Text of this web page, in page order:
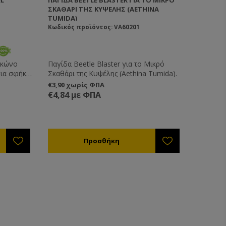
να
Η
για
τη
σφήκες
της
ΣΚΑΘΆΡΙ ΤΗΣ ΚΥΨΈΛΗΣ (AETHINA
TUMIDA)
Κωδικός προϊόντος: VA60201
Παγίδα Beetle Blaster για το Μικρό
Σκαθάρι της Κυψέλης (Aethina Tumida).
€3,90 χωρίς ΦΠΑ
€4,84 με ΦΠΑ